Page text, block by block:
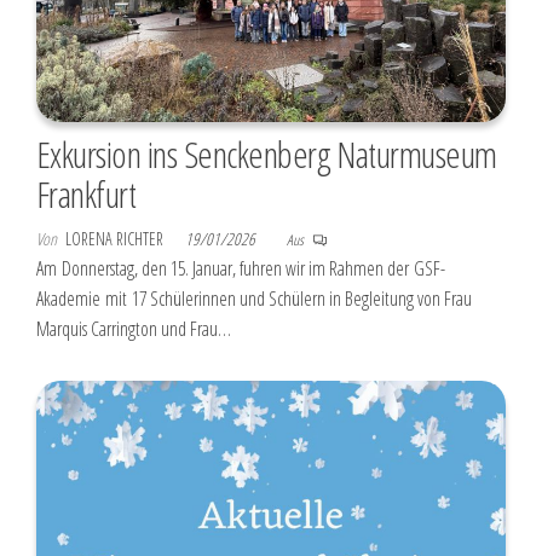
Exkursion ins Senckenberg Naturmuseum
Frankfurt
Von LORENA RICHTER 19/01/2026 Aus
Am Donnerstag, den 15. Januar, fuhren wir im Rahmen der GSF-
Akademie mit 17 Schülerinnen und Schülern in Begleitung von Frau
Marquis Carrington und Frau…